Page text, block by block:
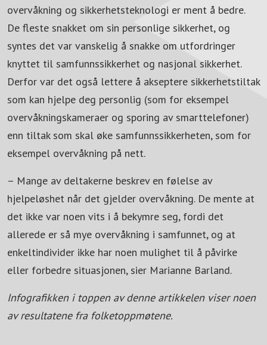
overvåkning og sikkerhetsteknologi er ment å bedre.
De fleste snakket om sin personlige sikkerhet, og
syntes det var vanskelig å snakke om utfordringer
knyttet til samfunnssikkerhet og nasjonal sikkerhet.
Derfor var det også lettere å akseptere sikkerhetstiltak
som kan hjelpe deg personlig (som for eksempel
overvåkningskameraer og sporing av smarttelefoner)
enn tiltak som skal øke samfunnssikkerheten, som for
eksempel overvåkning på nett.
– Mange av deltakerne beskrev en følelse av
hjelpeløshet når det gjelder overvåkning. De mente at
det ikke var noen vits i å bekymre seg, fordi det
allerede er så mye overvåkning i samfunnet, og at
enkeltindivider ikke har noen mulighet til å påvirke
eller forbedre situasjonen, sier Marianne Barland.
Infografikken i toppen av denne artikkelen viser noen
av resultatene fra folketoppmøtene.